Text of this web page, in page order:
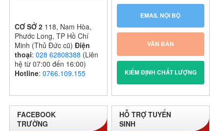
CƠ SỞ 2 118, Nam Hòa,
Phước Long, TP Hồ Chí
Minh (Thủ Đức cũ) Điện
thoại:028 62808388 (Liên
hệ từ 07:00 đến 16:00)
Hotline:0766.109.155
EMAIL NỘI BỘ
VĂN BẢN
KIỂM ĐỊNH CHẤT LƯỢNG
FACEBOOK
TRƯỜNG
HỖ TRỢ TUYỂN
SINH